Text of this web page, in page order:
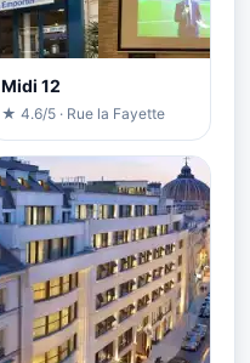
Midi 12
★ 4.6/5 · Rue la Fayette